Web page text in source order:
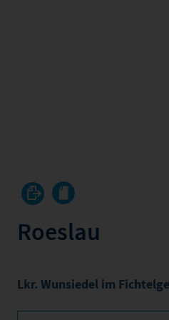
Roeslau
Lkr. Wunsiedel im